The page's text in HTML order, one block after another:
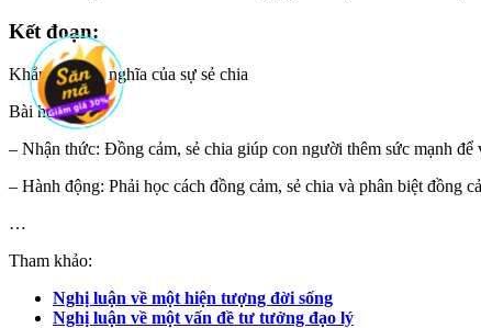
Kết đoạn:
Khẳng định ý nghĩa của sự sẻ chia
Bài học:
– Nhận thức: Đồng cảm, sẻ chia giúp con người thêm sức mạnh
– Hành động: Phải học cách đồng cảm, sẻ chia và phân biệt đồng
…
Tham khảo:
Nghị luận về một hiện tượng đời sống
Nghị luận về một vấn đề tư tưởng đạo lý